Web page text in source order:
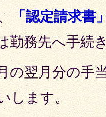
「認定請求書
勤務先へ手続
の翌月分の手
します。